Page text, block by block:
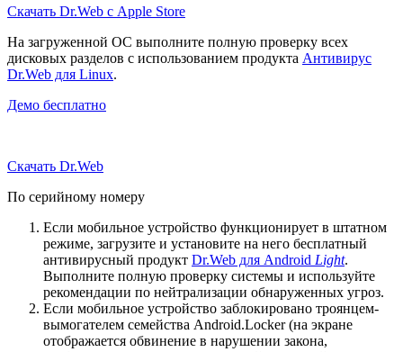
Скачать Dr.Web с Apple Store
На загруженной ОС выполните полную проверку всех
дисковых разделов с использованием продукта Антивирус
Dr.Web для Linux.
Демо бесплатно
Скачать Dr.Web
По серийному номеру
Если мобильное устройство функционирует в штатном
режиме, загрузите и установите на него бесплатный
антивирусный продукт Dr.Web для Android Light.
Выполните полную проверку системы и используйте
рекомендации по нейтрализации обнаруженных угроз.
Если мобильное устройство заблокировано троянцем-
вымогателем семейства Android.Locker (на экране
отображается обвинение в нарушении закона,